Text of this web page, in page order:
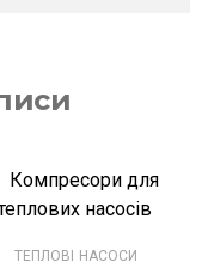
ТЕПЛОВІ НАСОСИ